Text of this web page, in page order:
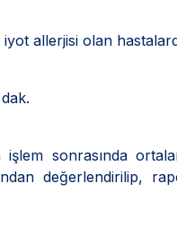
iyot allerjisi olan
işlem sonrasında
değerlendirilip,